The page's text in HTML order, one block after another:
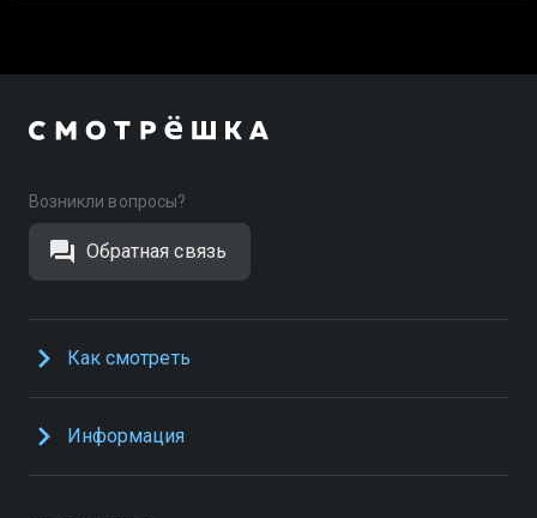
Возникли вопросы?
Обратная связь
Как смотреть
Информация